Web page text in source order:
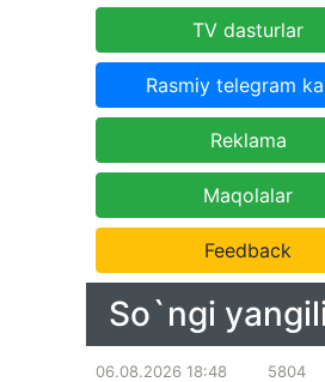
TV dasturlar
Rasmiy telegram
Reklama
Maqolalar
Feedback
So`ngi
06.08.2026 18:48 5804